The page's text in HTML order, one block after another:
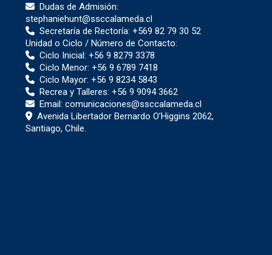
Dudas de Admisión:
stephaniehunt@ssccalameda.cl
Secretaría de Rectoría: +569 82 79 30 52
Unidad o Ciclo / Número de Contacto:
Ciclo Inicial: +56 9 8279 3378
Ciclo Menor: +56 9 6789 7418
Ciclo Mayor: +56 9 8234 5843
Recrea y Talleres: +56 9 9094 3662
Email: comunicaciones@ssccalameda.cl
Avenida Libertador Bernardo O’Higgins 2062,
Santiago, Chile.